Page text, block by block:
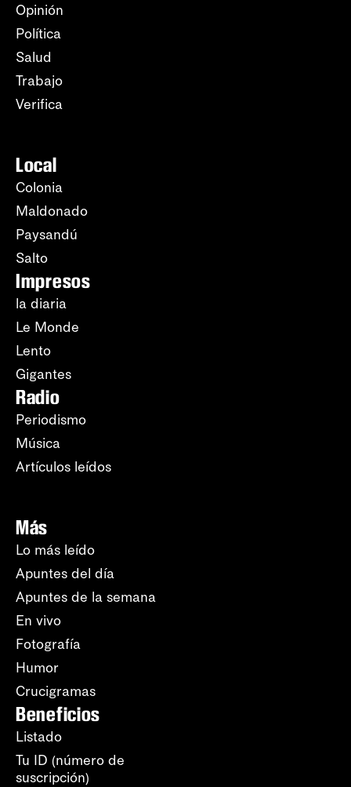
Opinión
Política
Salud
Trabajo
Verifica
Local
Colonia
Maldonado
Paysandú
Salto
Impresos
la diaria
Le Monde
Lento
Gigantes
Radio
Periodismo
Música
Artículos leídos
Más
Lo más leído
Apuntes del día
Apuntes de la semana
En vivo
Fotografía
Humor
Crucigramas
Beneficios
Listado
Tu ID (número de
suscripción)